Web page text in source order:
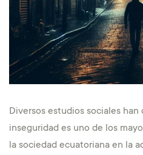
Diversos estudios sociales
inseguridad es uno de los
la sociedad ecuatoriana en la